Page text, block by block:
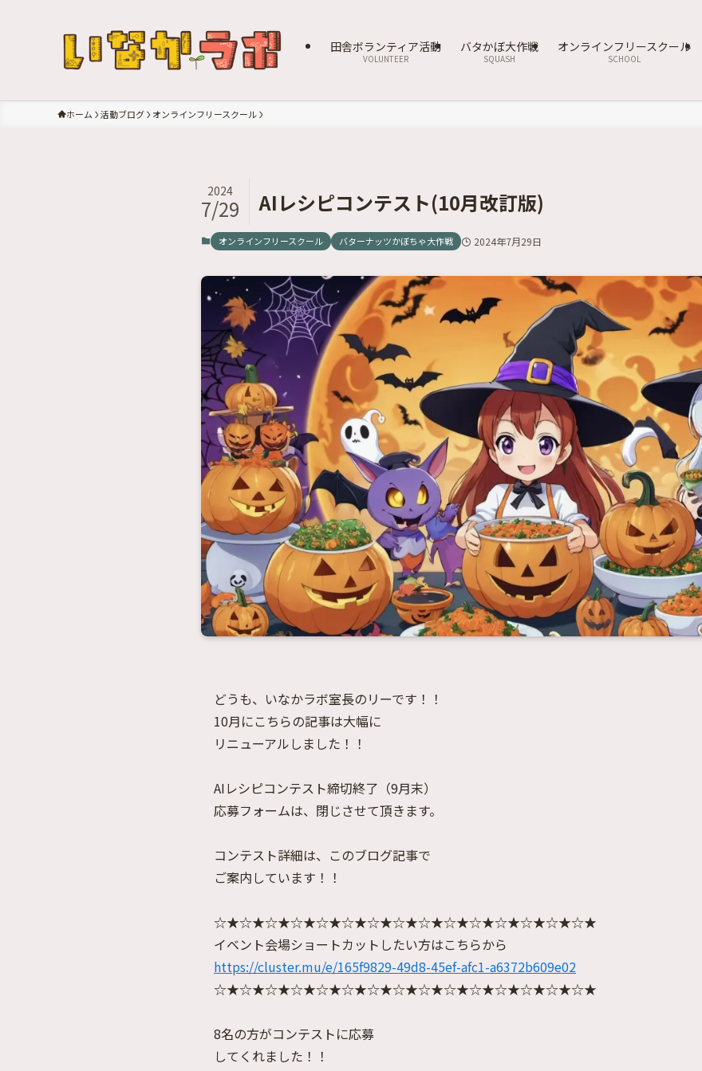
田舎ボランティア活動
VOLUNTEER
バタかぼ大作戦
SQUASH
オンラインフリースクール
SCHOOL
ホーム 活動ブログ オンラインフリースクール
AIレシピコンテスト(10月改訂版)
2024
7/29
オンラインフリースクール バターナッツかぼちゃ大作戦 2024年7月29日
どうも、いなかラボ室長のリーです！！
10月にこちらの記事は大幅に
リニューアルしました！！
AIレシピコンテスト締切終了（9月末）
応募フォームは、閉じさせて頂きます。
コンテスト詳細は、このブログ記事で
ご案内しています！！
☆★☆★☆★☆★☆★☆★☆★☆★☆★☆★☆★☆★☆★☆★☆★
イベント会場ショートカットしたい方はこちらから
https://cluster.mu/e/165f9829-49d8-45ef-afc1-a6372b609e02
☆★☆★☆★☆★☆★☆★☆★☆★☆★☆★☆★☆★☆★☆★☆★
8名の方がコンテストに応募
してくれました！！